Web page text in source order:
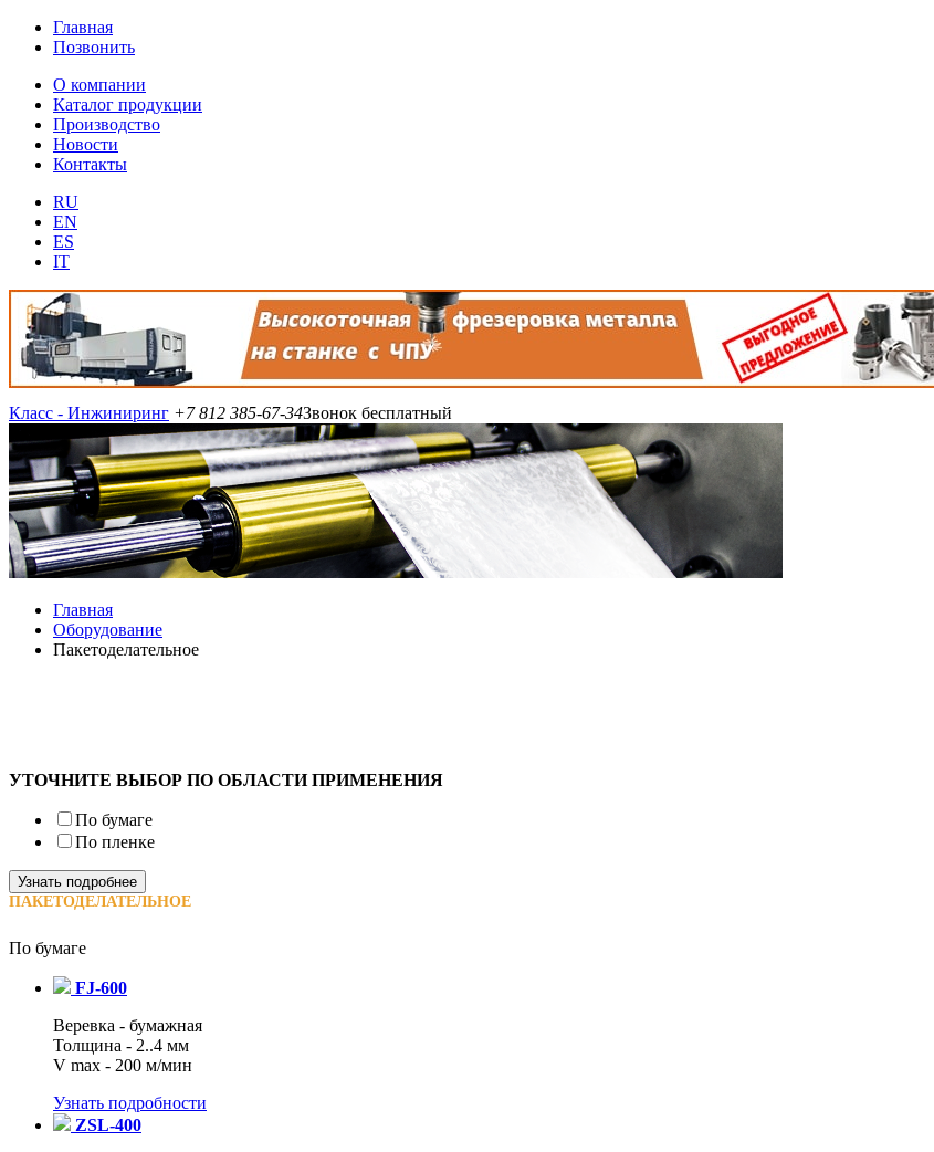
Главная
Позвонить
О компании
Каталог продукции
Производство
Новости
Контакты
RU
EN
ES
IT
Класс - Инжиниринг +7 812 385-67-34Звонок бесплатный
Главная
Оборудование
Пакетоделательное
УТОЧНИТЕ ВЫБОР ПО ОБЛАСТИ ПРИМЕНЕНИЯ
По бумаге
По пленке
Узнать подробнее
ПАКЕТОДЕЛАТЕЛЬНОЕ
По бумаге
FJ-600
Веревка - бумажная
Толщина - 2..4 мм
V max - 200 м/мин
Узнать подробности
ZSL-400